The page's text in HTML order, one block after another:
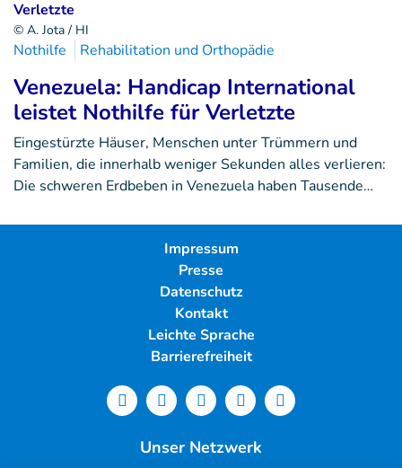
© A. Jota / HI
Nothilfe Rehabilitation und Orthopädie
Venezuela: Handicap International
leistet Nothilfe für Verletzte
Eingestürzte Häuser, Menschen unter Trümmern und
Familien, die innerhalb weniger Sekunden alles verlieren:
Die schweren Erdbeben in Venezuela haben Tausende…
Impressum
Presse
Datenschutz
Kontakt
Leichte Sprache
Barrierefreiheit
Unser Netzwerk